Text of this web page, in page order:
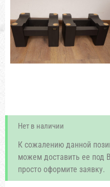
Нет в наличии
К сожалению данной
можем доставить ее под
просто оформите заявку.